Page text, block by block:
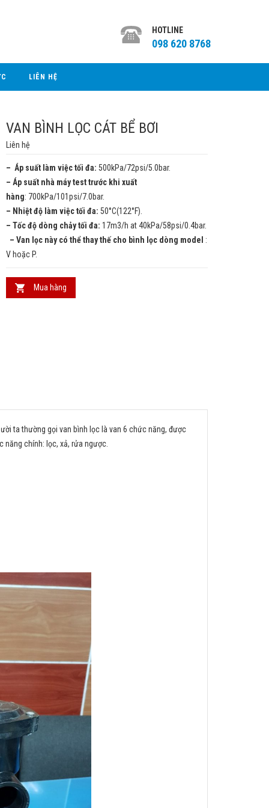
HOTLINE
098 620 8768
LIÊN HỆ
VAN BÌNH LỌC CÁT BỂ BƠI
Liên hệ
– Áp suất làm việc tối đa: 500kPa/72psi/5.0bar.
– Áp suất nhà máy test trước khi xuất
hàng: 700kPa/101psi/7.0bar.
– Nhiệt độ làm việc tối đa: 50°C(122°F).
– Tốc độ dòng chảy tối đa: 17m3/h at 40kPa/58psi/0.4bar.
– Van lọc này có thể thay thế cho bình lọc dòng model :
V hoặc P.
Mua hàng
ta thường gọi van bình lọc là van 6 chức năng, được
chính: lọc, xả, rửa ngược.